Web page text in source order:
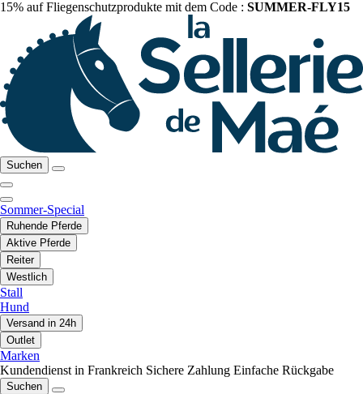
15% auf Fliegenschutzprodukte mit dem Code : SUMMER-FLY15
Suchen
Sommer-Special
Ruhende Pferde
Aktive Pferde
Reiter
Westlich
Stall
Hund
Versand in 24h
Outlet
Marken
Kundendienst in Frankreich Sichere Zahlung Einfache Rückgabe
Suchen